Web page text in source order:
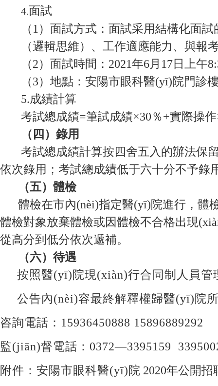
4.面試
（1）面試方式：面試采用結構化面
（邏輯思維）、工作適應能力、與報考
（2）面試時間：2021年6月17日上午
（3）地點：安陽市眼科醫(yī)院門診樓四
5.成績計算
考試總成績=筆試成績×30％+實際操作
（四）錄用
考試總成績計算按四舍五入的辦法保
依次錄用；考試總成績低于六十分不予錄用
（五）體檢
體檢在市內(nèi)指定醫(yī)院進行，
體檢對象放棄體檢或因體檢不合格出現
從高分到低分依次遞補。
（六）待遇
按照醫(yī)院現(xiàn)行合同制人員管
公告內(nèi)容最終解釋權歸醫(yī)院
咨詢電話：15936450888 15896889292
監(jiān)督電話：0372—3395159
附件：安陽市眼科醫(yī)院 2020年公開